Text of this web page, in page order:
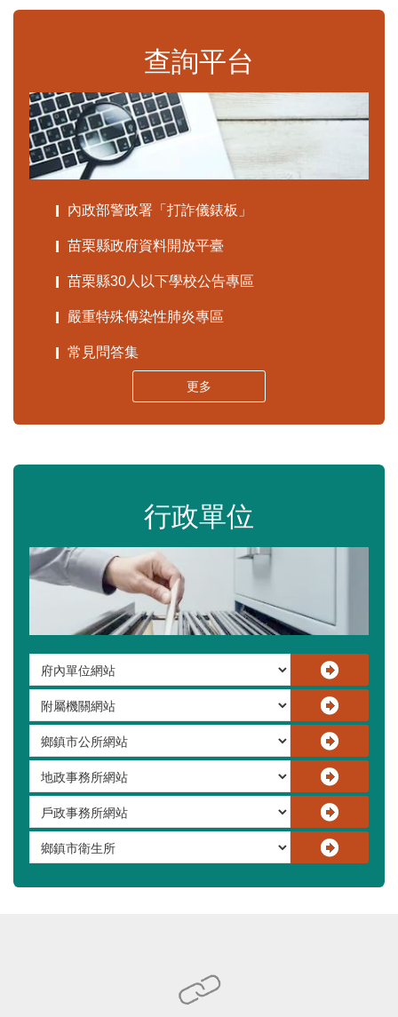
查詢平台
內政部警政署「打詐儀錶板」
苗栗縣政府資料開放平臺
苗栗縣30人以下學校公告專區
嚴重特殊傳染性肺炎專區
常見問答集
更多
行政單位